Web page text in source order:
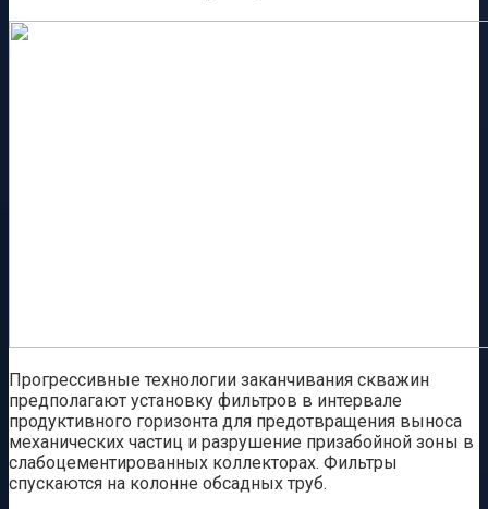
Прогрессивные технологии заканчивания скважин
предполагают установку фильтров в интервале
продуктивного горизонта для предотвращения выноса
механических частиц и разрушение призабойной зоны в
слабоцементированных коллекторах. Фильтры
спускаются на колонне обсадных труб.